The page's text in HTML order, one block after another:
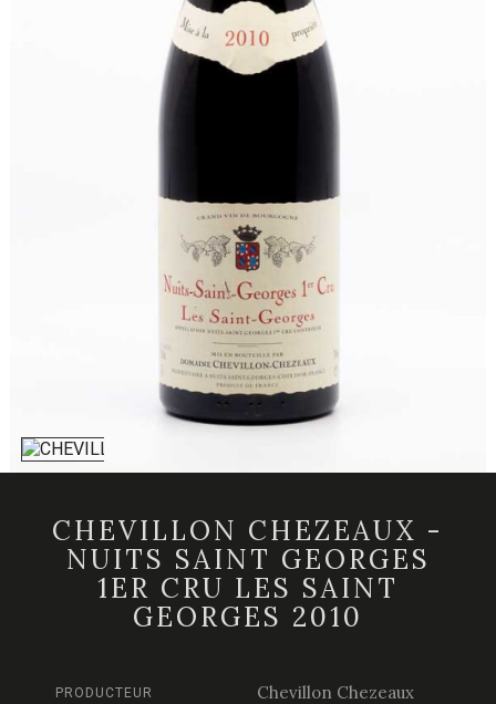
CHEVILLON CHEZEAUX -
NUITS SAINT GEORGES
1ER CRU LES SAINT
GEORGES 2010
PRODUCTEUR Chevillon Chezeaux